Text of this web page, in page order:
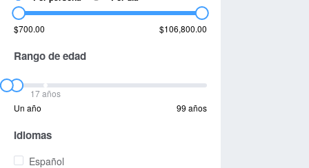
$700.00 $106,800.00
Rango de edad
17 años
Un año
99 años
Idiomas
Español